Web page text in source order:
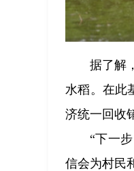
据了解
水稻。在此
济统一回收
“下一
信会为村民